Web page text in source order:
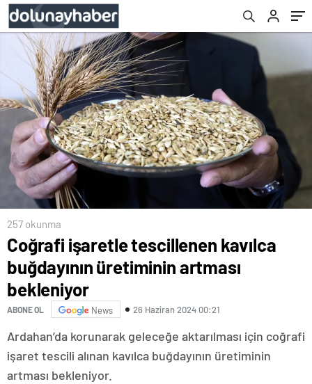
257 okunma
Coğrafi işaretle tescillenen kavılca
buğdayının üretiminin artması
bekleniyor
ABONE OL News 26 Haziran 2024 00:21
Ardahan’da korunarak geleceğe aktarılması için coğrafi
işaret tescili alınan kavılca buğdayının üretiminin
artması bekleniyor.